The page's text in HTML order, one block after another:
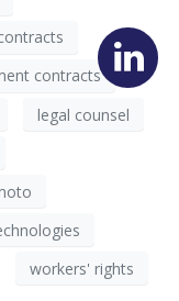
contracts
legal counsel
workers' rights